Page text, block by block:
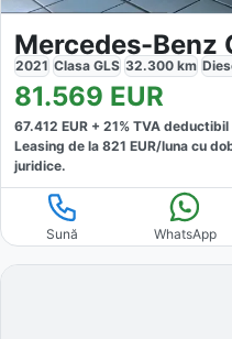
Mercedes-Benz
2021 Clasa GLS 32.300 km
81.569 EUR
67.412 EUR + 21% TVA deductibil
Leasing de la 821 EUR/luna cu
juridice.
Sună WhatsApp